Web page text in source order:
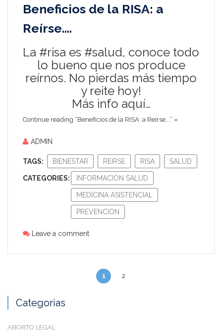
Beneficios de la RISA: a
Reírse….
La #risa es #salud, conoce todo
lo bueno que nos produce
reírnos. No pierdas más tiempo
y reite hoy!
Más info aquí…
Continue reading “Beneficios de la RISA: a Reírse….” »
ADMIN
TAGS: BIENESTAR REIRSE RISA SALUD
CATEGORIES: INFORMACIÓN SALUD
MEDICINA ASISTENCIAL
PREVENCIÓN
Leave a comment
1 2
Categorias
ABORTO LEGAL